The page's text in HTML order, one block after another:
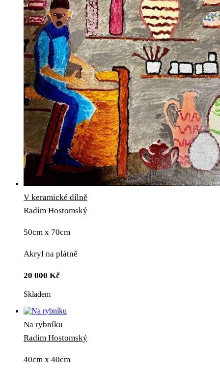
V keramické dílně
Radim Hostomský
50cm x 70cm
Akryl na plátně
20 000 Kč
Skladem
Na rybníku
Radim Hostomský
40cm x 40cm